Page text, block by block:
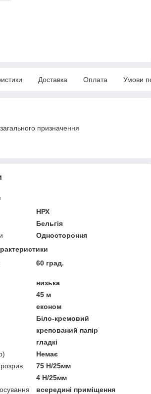
Доставка Оплата Умови
призначення
НРХ
Бельгія
Одностороння
60 град.
низька
45 м
економ
Біло-кремовий
крепований папір
гладкі
Немає
75 Н/25мм
4 Н/25мм
всередині приміщення